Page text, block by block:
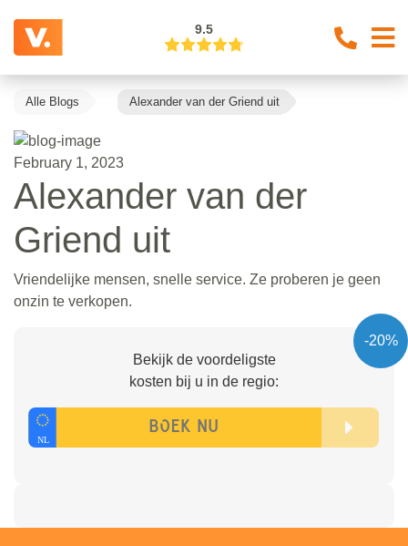
9.5
Alle Blogs Alexander van der Griend uit
February 1, 2023
Alexander van der
Griend uit
Vriendelijke mensen, snelle service. Ze proberen je geen
onzin te verkopen.
-20%
Bekijk de voordeligste
kosten bij u in de regio: